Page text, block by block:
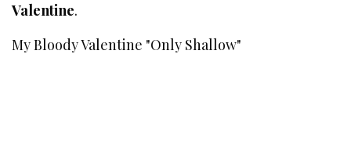
Valentine.
My Bloody Valentine "Only Shallow"